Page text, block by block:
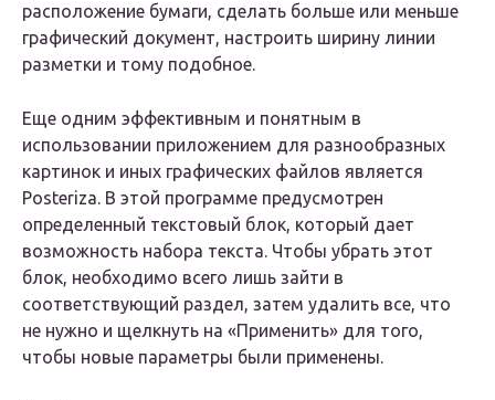
расположение бумаги, сделать больше или меньше
графический документ, настроить ширину линии
разметки и тому подобное.
Еще одним эффективным и понятным в
использовании приложением для разнообразных
картинок и иных графических файлов является
Posteriza. В этой программе предусмотрен
определенный текстовый блок, который дает
возможность набора текста. Чтобы убрать этот
блок, необходимо всего лишь зайти в
соответствующий раздел, затем удалить все, что
не нужно и щелкнуть на «Применить» для того,
чтобы новые параметры были применены.